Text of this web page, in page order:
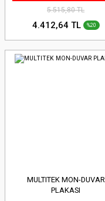
5.515,80 TL
4.412,64 TL %20
MULTITEK MON-DUVAR
PLAKASI